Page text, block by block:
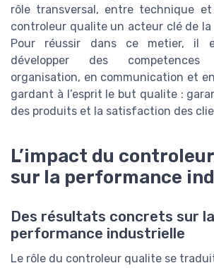
rôle transversal, entre technique
controleur qualite un acteur clé de
Pour réussir dans ce metier, il
développer des
organisation, en communication et
gardant à l’esprit le but qualite :
des produits et la satisfaction des
L’impact du
sur la performance
Des résultats concrets sur la
performance industrielle
Le rôle du controleur qualite se